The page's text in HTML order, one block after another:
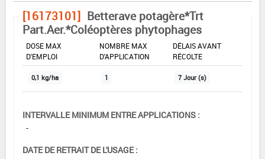
[16173101] Betterave potagère*Trt
Part.Aer.*Coléoptères phytophages
DOSE MAX
D'EMPLOI
NOMBRE MAX
D'APPLICATION
DÉLAIS AVANT
RÉCOLTE
0,1 kg/ha 1 7 Jour (s)
INTERVALLE MINIMUM ENTRE APPLICATIONS :
-
DATE DE RETRAIT DE L'USAGE :